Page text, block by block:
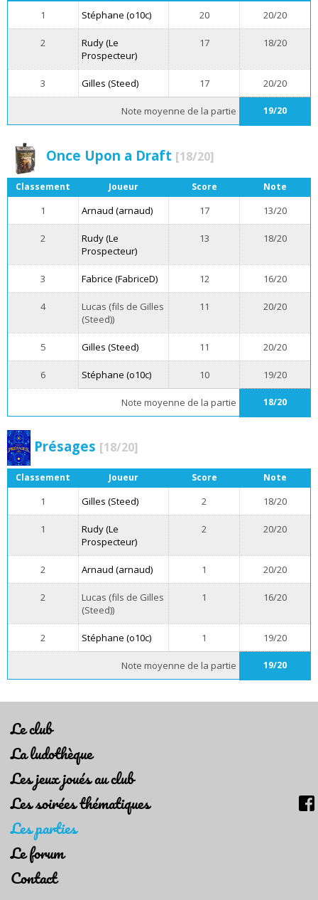
1 Stéphane (o10c) 20 20/20
2
Rudy (Le
Prospecteur)
17 18/20
3 Gilles (Steed) 17 20/20
Note moyenne de la partie 19/20
Once Upon a Draft [18/20]
Classement Joueur Score Note
1 Arnaud (arnaud) 17 13/20
2
Rudy (Le
Prospecteur)
13 18/20
3 Fabrice (FabriceD) 12 16/20
4
Lucas (fils de Gilles
(Steed))
11 20/20
5 Gilles (Steed) 11 20/20
6 Stéphane (o10c) 10 19/20
Note moyenne de la partie 18/20
Présages [18/20]
Classement Joueur Score Note
1 Gilles (Steed) 2 18/20
1
Rudy (Le
Prospecteur)
2 20/20
2 Arnaud (arnaud) 1 20/20
2
Lucas (fils de Gilles
(Steed))
1 16/20
2 Stéphane (o10c) 1 19/20
Note moyenne de la partie 19/20
Le club
La ludothèque
Les jeux joués au club
Les soirées thématiques
Les parties
Le forum
Contact